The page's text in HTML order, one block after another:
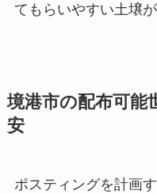
てもらいやすい土壌が
境港市の配布可能
安
ポスティングを計画